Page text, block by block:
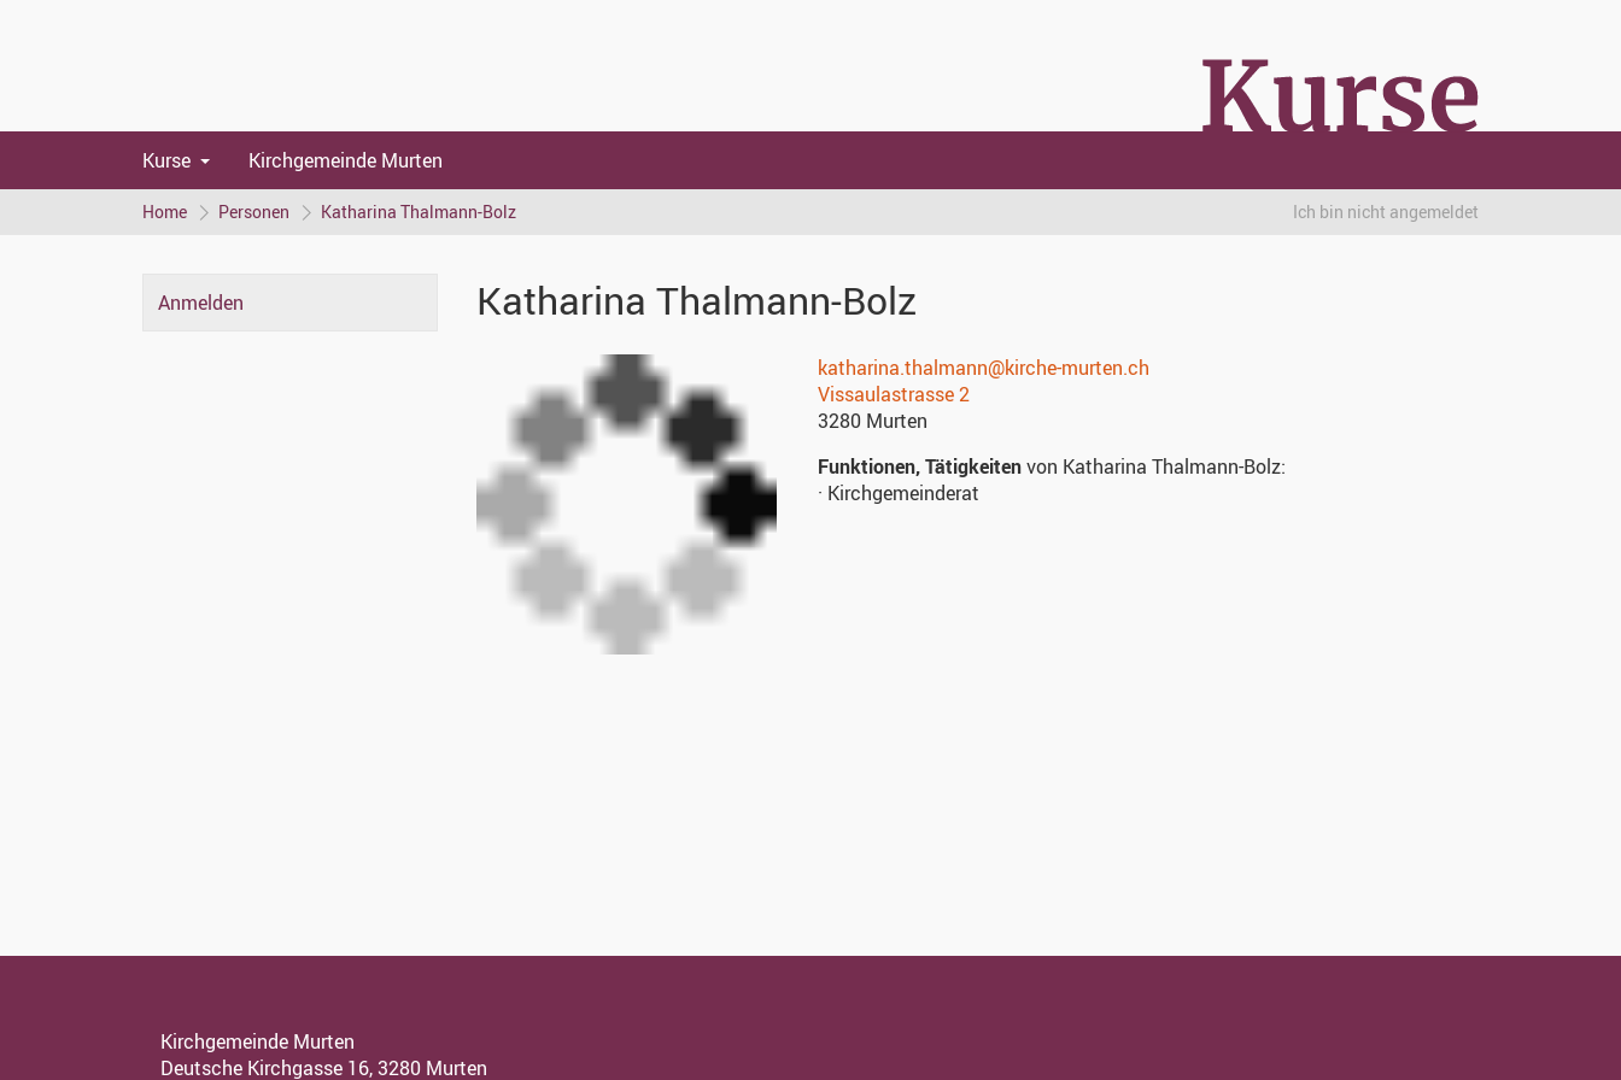
Kurse Kirchgemeinde Murten
Home Personen Katharina Thalmann-Bolz Ich bin nicht angemeldet
Anmelden Katharina Thalmann-Bolz
katharina.thalmann@kirche-murten.ch
Vissaulastrasse 2
3280 Murten
Funktionen, Tätigkeitenvon Katharina Thalmann-Bolz:
· Kirchgemeinderat
Kirchgemeinde Murten
Deutsche Kirchgasse 16, 3280 Murten